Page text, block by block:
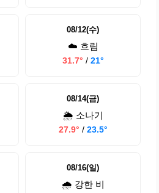
08/12(수)
☁️ 흐림
31.7° / 21°
08/14(금)
🌦️ 소나기
27.9° / 23.5°
08/16(일)
🌧️ 강한 비